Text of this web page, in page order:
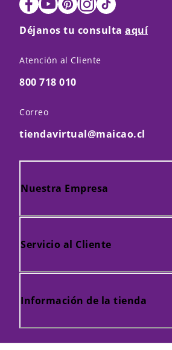
Déjanos tu consulta aquí
Atención al Cliente
800 718 010
Correo
tiendavirtual@maicao.cl
Nuestra Empresa
Servicio al Cliente
Información de la tienda